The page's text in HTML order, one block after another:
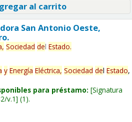
al carrito
San Antonio Oeste,
Sociedad del Estado.
y Energía Eléctrica, Sociedad del Estado,
para préstamo: Signatura
v.1 (1).